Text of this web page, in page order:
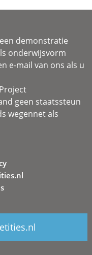
demonstratie
onderwijsvorm
e-mail van ons als u
geen staatssteun
wegennet als